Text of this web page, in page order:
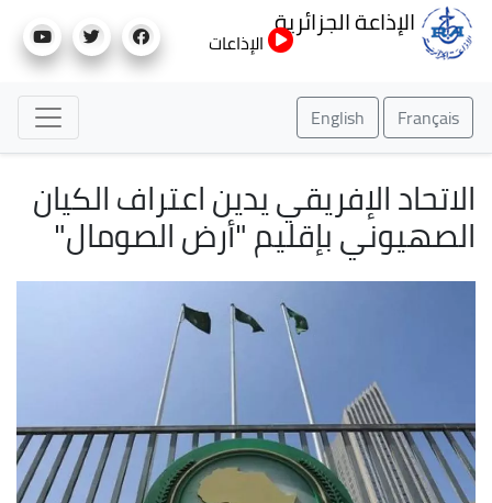
إلى
الإذاعة الجزائرية
الإذاعات
Français
English
الاتحاد الإفريقي يدين اعتراف الكيان
الصهيوني بإقليم "أرض الصومال"